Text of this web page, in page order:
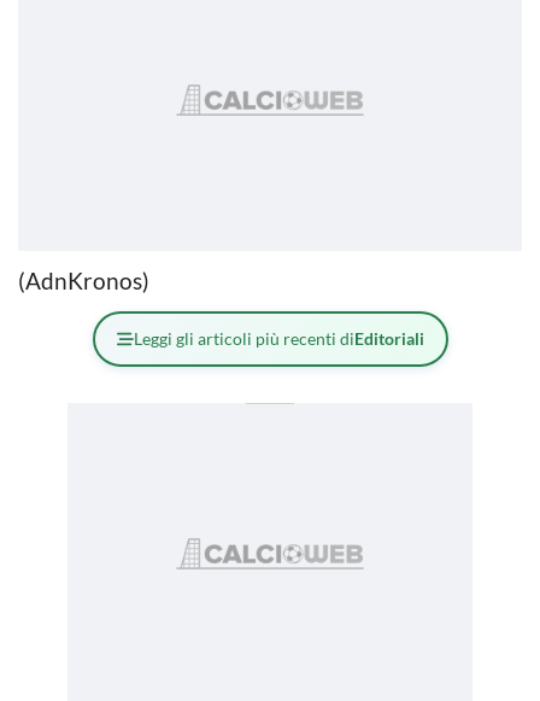
(AdnKronos)
Leggi gli articoli più recenti diEditoriali